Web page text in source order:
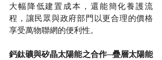
大幅降低建置成本，還能簡化養護流
程，讓民眾與政府部門以更合理的價格
享受萬物聯網的便利性。
鈣鈦礦與矽晶太陽能之合作─疊層太陽能